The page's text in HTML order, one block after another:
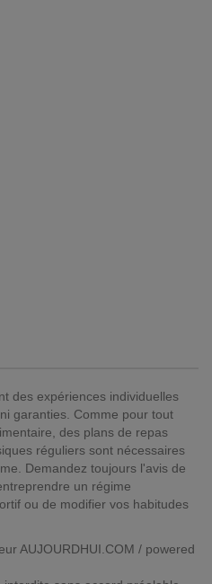
des expériences individuelles
garanties. Comme pour tout
des plans de repas
réguliers sont nécessaires
Demandez toujours l'avis de
un régime
ou de modifier vos habitudes
AUJOURDHUI.COM / powered